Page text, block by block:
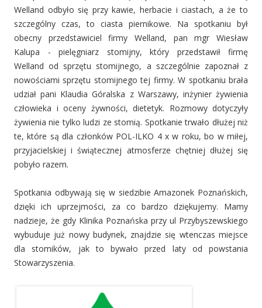
Welland odbyło się przy kawie, herbacie i ciastach, a że to
szczególny czas, to ciasta piernikowe. Na spotkaniu był
obecny przedstawiciel firmy Welland, pan mgr Wiesław
Kalupa - pielęgniarz stomijny, który przedstawił firmę
Welland od sprzętu stomijnego, a szczególnie zapoznał z
nowościami sprzętu stomijnego tej firmy. W spotkaniu brała
udział pani Klaudia Góralska z Warszawy, inżynier żywienia
człowieka i oceny żywności, dietetyk. Rozmowy dotyczyły
żywienia nie tylko ludzi ze stomią. Spotkanie trwało dłużej niż
te, które są dla członków POL-ILKO 4 x w roku, bo w miłej,
przyjacielskiej i świątecznej atmosferze chętniej dłużej się
pobyło razem.
Spotkania odbywają się w siedzibie Amazonek Poznańskich,
dzięki ich uprzejmości, za co bardzo dziękujemy. Mamy
nadzieje, że gdy Klinika Poznańska przy ul Przybyszewskiego
wybuduje już nowy budynek, znajdzie się wtenczas miejsce
dla stomików, jak to bywało przed laty od powstania
Stowarzyszenia.